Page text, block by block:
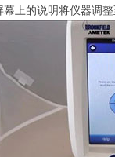
上的说明将仪器调